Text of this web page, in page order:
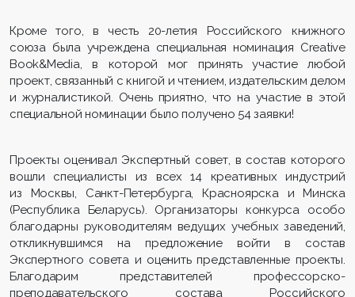
Кроме того, в честь 20-летия Российского книжного
союза была учреждена специальная номинация Сreative
Book&Media, в которой мог принять участие любой
проект, связанный с книгой и чтением, издательским делом
и журналистикой. Очень приятно, что на участие в этой
специальной номинации было получено 54 заявки!
Проекты оценивал Экспертный совет, в состав которого
вошли специалисты из всех 14 креативных индустрий
из Москвы, Санкт-Петербурга, Красноярска и Минска
(Республика Беларусь). Организаторы конкурса особо
благодарны руководителям ведущих учебных заведений,
откликнувшимся на предложение войти в состав
Экспертного совета и оценить представленные проекты.
Благодарим представителей профессорско-
преподавательского состава Российского